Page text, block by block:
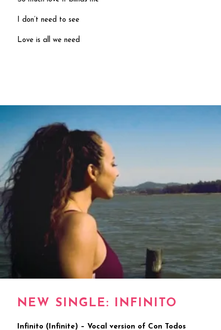
I don’t need to see
Love is all we need
NEW SINGLE: INFINITO
Infinito (Infinite) – Vocal version of Con Todos